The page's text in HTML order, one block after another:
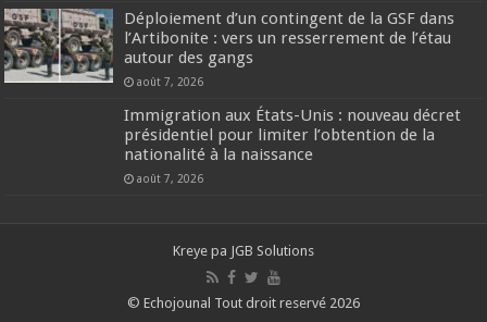
Déploiement d’un contingent de la GSF dans
l’Artibonite : vers un resserrement de l’étau
autour des gangs
août 7, 2026
Immigration aux États-Unis : nouveau décret
présidentiel pour limiter l’obtention de la
nationalité à la naissance
août 7, 2026
Kreye pa JGB Solutions
© Echojounal Tout droit reservé 2026